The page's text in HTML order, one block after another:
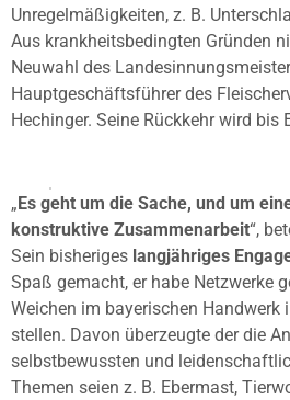
Unregelmäßigkeiten, z. B.
Aus krankheitsbedingten Gründen
Neuwahl des
Hauptgeschäftsführer des
Hechinger. Seine Rückkehr wird bis
„ Es geht um die Sache, und um
konstruktive Zusammenarbeit“,
Sein bisheriges langjähriges
Spaß gemacht, er habe Netzwerke
Weichen im bayerischen Handwerk
stellen. Davon überzeugte der die
selbstbewussten und
Themen seien z. B. Ebermast,